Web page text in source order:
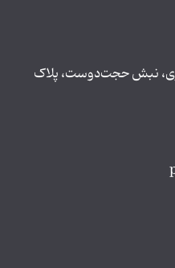
نبش حجت‌دوست، پلاک